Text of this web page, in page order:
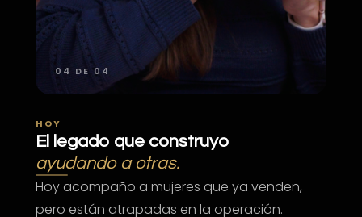
04 DE 04
HOY
El legado que construyo
ayudando a otras.
Hoy acompaño a mujeres que ya venden,
pero están atrapadas en la operación.